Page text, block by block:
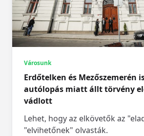
Városunk
Erdőtelken és Mezőszemerén
autólopás miatt állt törvény
vádlott
Lehet, hogy az elkövetők az
"elvihetőnek" olvasták.